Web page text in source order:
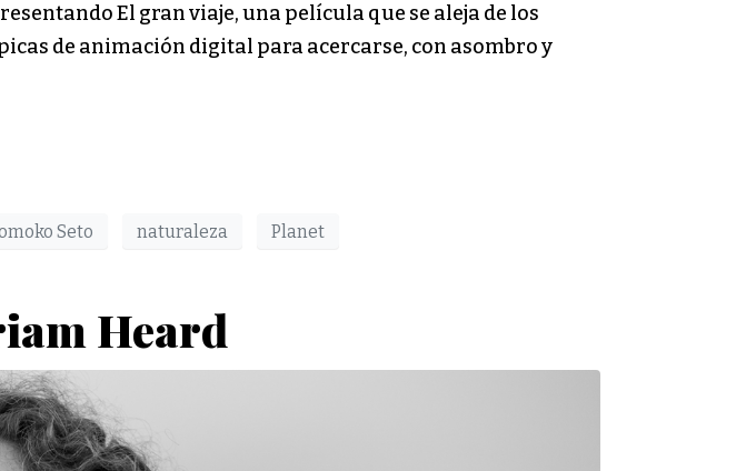
El gran viaje, una película que se aleja de los
de animación digital para acercarse, con asombro y
Seto naturaleza Planet
Heard